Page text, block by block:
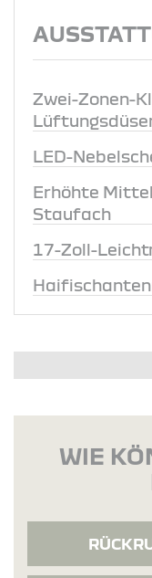
Zwei-Zonen-
LED-
Erhöhte
Staufach
17-Zoll-
WIE